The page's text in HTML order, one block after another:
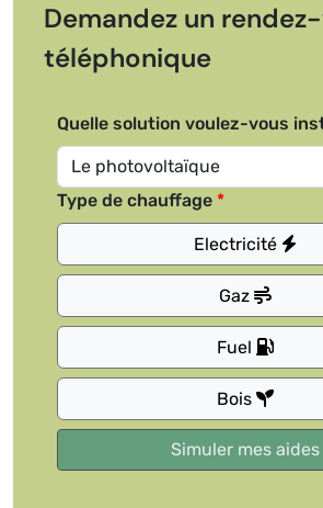
Demandez un
téléphonique
Quelle solution voulez-vous
Type de chauffage
Electricité
Gaz
Fuel
Bois